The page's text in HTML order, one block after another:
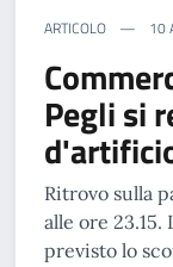
ARTICOLO 10
Pegli si
Ritrovo sulla
alle ore
previsto lo